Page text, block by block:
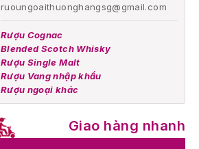
ruoungoaithuonghangsg@gmail.com
Rượu Cognac
Blended Scotch Whisky
Rượu Single Malt
Rượu Vang nhập khẩu
Rượu ngoại khác
Giao hàng nhanh